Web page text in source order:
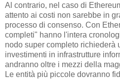
Al contrario, nel caso di
attento ai costi non sarebbe in
processo di consenso. Con
completi" hanno l'intera
nodo super completo richiederà
investimenti in infrastrutture
andranno oltre i mezzi della
Le entità più piccole dovranno